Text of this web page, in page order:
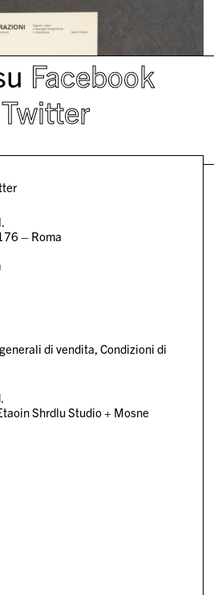
Facebook
Twitter
– Roma
di vendita Condizioni di
Shrdlu Studio+ Mosne